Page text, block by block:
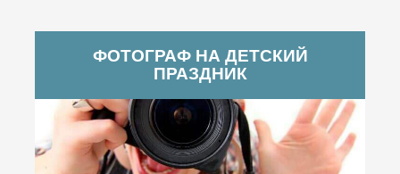
ФОТОГРАФ НА ДЕТСКИЙ
ПРАЗДНИК